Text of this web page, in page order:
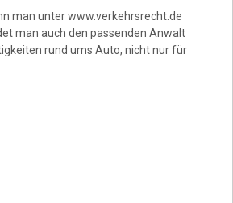
man unter www.verkehrsrecht.de
man auch den passenden Anwalt
rund ums Auto, nicht nur für